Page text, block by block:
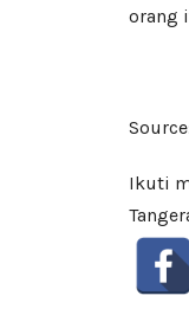
orang
Ikuti